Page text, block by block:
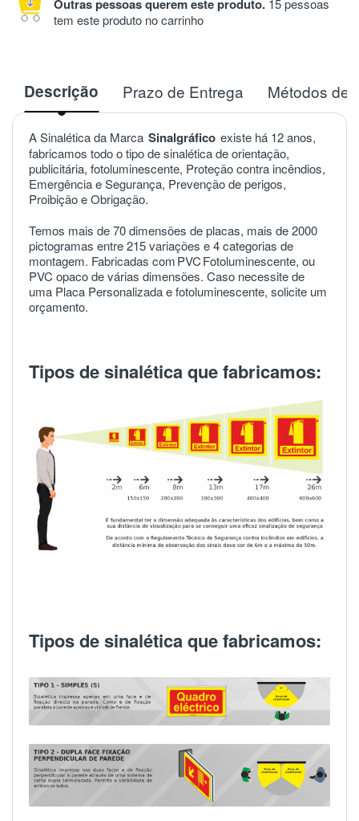
Outras pessoas querem este produto.
tem este produto no carrinho
Descrição Prazo de Entrega Métodos de
A Sinalética da Marca Sinalgráfico existe há 12 anos,
fabricamos todo o tipo de sinalética de orientação,
publicitária, fotoluminescente, Proteção contra incêndios,
Emergência e Segurança, Prevenção de perigos,
Proibição e Obrigação.
Temos mais de 70 dimensões de placas, mais de 2000
pictogramas entre 215 variações e 4 categorias de
montagem. Fabricadas comPVCFotoluminescente, ou
PVC opaco de várias dimensões. Caso necessite de
uma Placa Personalizada e fotoluminescente, solicite um
orçamento.
Tipos de sinalética que fabricamos:
Tipos de sinalética que fabricamos: